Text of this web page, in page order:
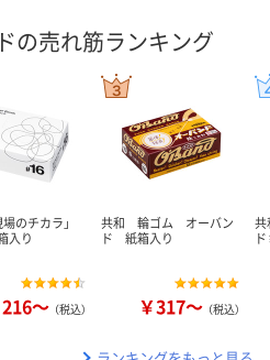
の売れ筋ランキング
のチカラ」
入り
～ （税込）
共和 輪ゴム オーバン
ド 紙箱入り
￥317～ （税込）